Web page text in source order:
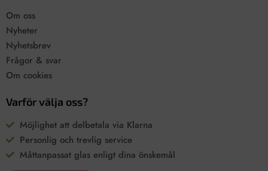
Om oss
Nyheter
Nyhetsbrev
Frågor & svar
Om cookies
Varför välja oss?
Möjlighet att delbetala via Klarna
Personlig och trevlig service
Måttanpassat glas enligt dina önskemål